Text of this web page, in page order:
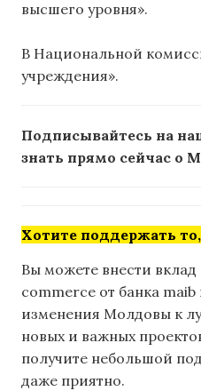
высшего уровня».
В Национальной
учреждения».
Подписывайтесь на
знать прямо сейчас о
Хотите поддержать
Вы можете внести вклад
commerce от банка
изменения Молдовы к
новых и важных
получите небольшой
даже приятно.